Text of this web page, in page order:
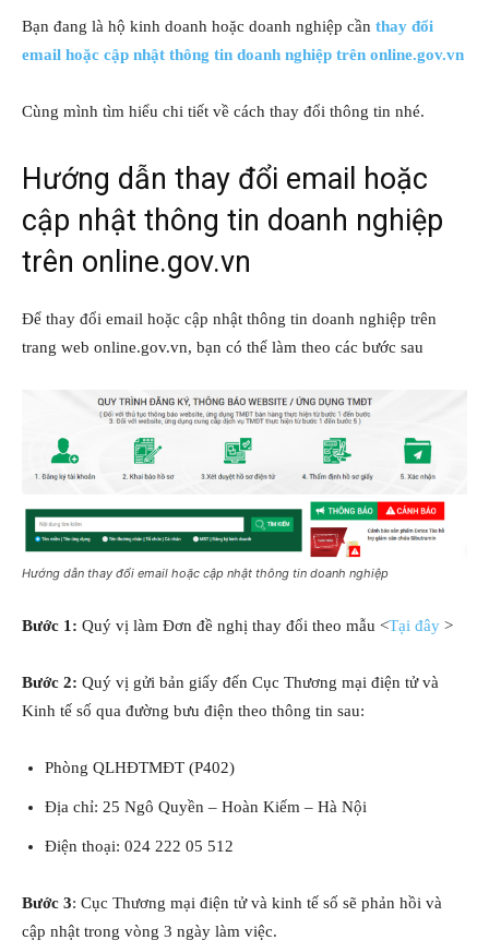
Bạn đang là hộ kinh doanh hoặc doanh nghiệp cần thay đổi
email hoặc cập nhật thông tin doanh nghiệp trên online.gov.vn
Cùng mình tìm hiểu chi tiết về cách thay đổi thông tin nhé.
Hướng dẫn thay đổi email hoặc
cập nhật thông tin doanh nghiệp
trên online.gov.vn
Để thay đổi email hoặc cập nhật thông tin doanh nghiệp trên
trang web online.gov.vn, bạn có thể làm theo các bước sau
Hướng dẫn thay đổi email hoặc cập nhật thông tin doanh nghiệp
Bước 1: Quý vị làm Đơn đề nghị thay đổi theo mẫu <Tại đây >
Bước 2: Quý vị gửi bản giấy đến Cục Thương mại điện tử và
Kinh tế số qua đường bưu điện theo thông tin sau:
Phòng QLHĐTMĐT (P402)
Địa chỉ: 25 Ngô Quyền – Hoàn Kiếm – Hà Nội
Điện thoại: 024 222 05 512
Bước 3: Cục Thương mại điện tử và kinh tế số sẽ phản hồi và
cập nhật trong vòng 3 ngày làm việc.